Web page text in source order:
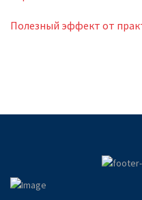
Полезный эффект от